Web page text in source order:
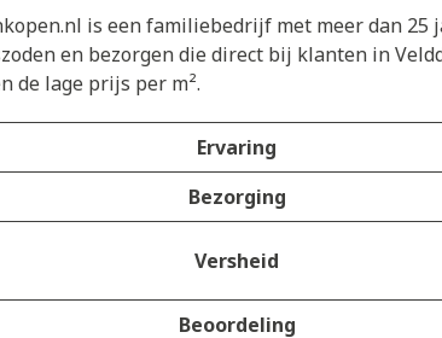
is een familiebedrijf met meer dan
en bezorgen die direct bij klanten in
de lage prijs per m².
Ervaring
Bezorging
Versheid
Beoordeling